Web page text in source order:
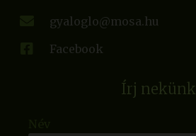
gyaloglo@mosa.hu
Facebook
Írj nekünk